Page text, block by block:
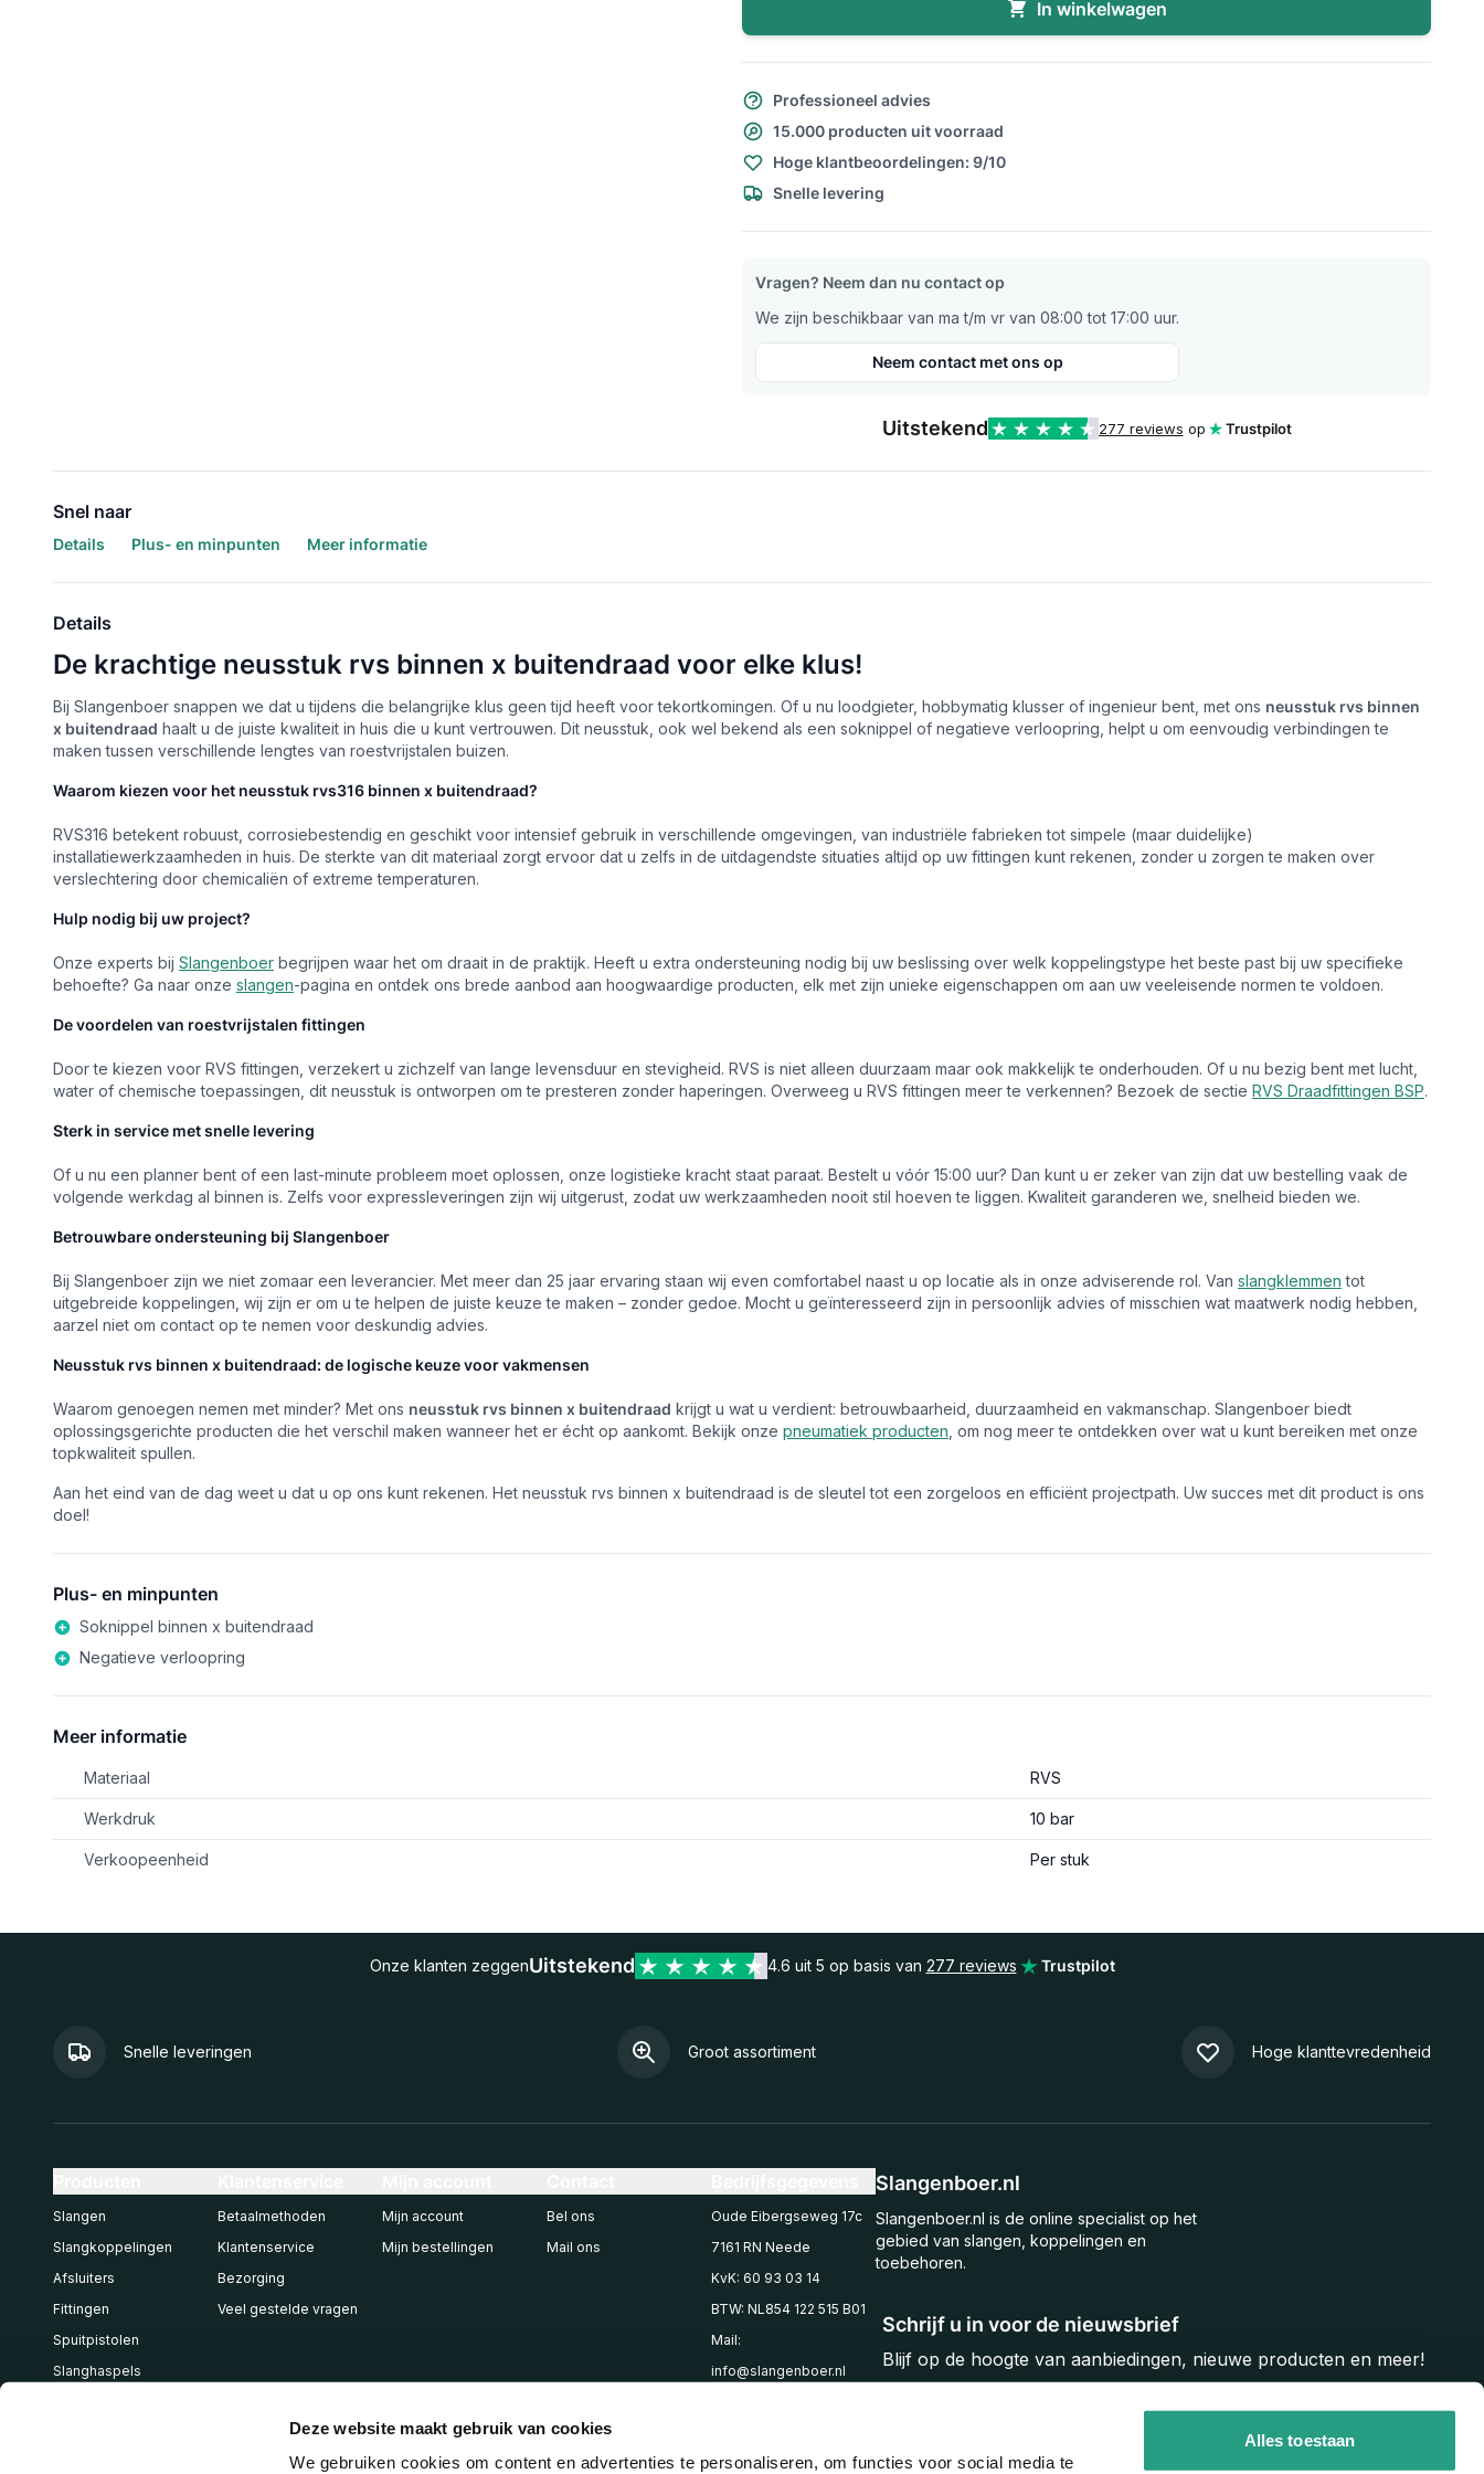
Deze website maakt gebruik van cookies
We gebruiken cookies om content en advertenties te personaliseren, om functies voor social media te
Alles toestaan
In winkelwagen
Professioneel advies
15.000 producten uit voorraad
Hoge klantbeoordelingen: 9/10
Snelle levering
Vragen? Neem dan nu contact op
We zijn beschikbaar van ma t/m vr van 08:00 tot 17:00 uur.
Neem contact met ons op
Uitstekend 277 reviews op Trustpilot
Snel naar
Details Plus- en minpunten Meer informatie
Details
De krachtige neusstuk rvs binnen x buitendraad voor elke klus!
Bij Slangenboer snappen we dat u tijdens die belangrijke klus geen tijd heeft voor tekortkomingen. Of u nu loodgieter, hobbymatig klusser of ingenieur bent, met ons neusstuk rvs binnen
x buitendraad haalt u de juiste kwaliteit in huis die u kunt vertrouwen. Dit neusstuk, ook wel bekend als een soknippel of negatieve verloopring, helpt u om eenvoudig verbindingen te
maken tussen verschillende lengtes van roestvrijstalen buizen.
Waarom kiezen voor het neusstuk rvs316 binnen x buitendraad?
RVS316 betekent robuust, corrosiebestendig en geschikt voor intensief gebruik in verschillende omgevingen, van industriële fabrieken tot simpele (maar duidelijke)
installatiewerkzaamheden in huis. De sterkte van dit materiaal zorgt ervoor dat u zelfs in de uitdagendste situaties altijd op uw fittingen kunt rekenen, zonder u zorgen te maken over
verslechtering door chemicaliën of extreme temperaturen.
Hulp nodig bij uw project?
Onze experts bij Slangenboer begrijpen waar het om draait in de praktijk. Heeft u extra ondersteuning nodig bij uw beslissing over welk koppelingstype het beste past bij uw specifieke
behoefte? Ga naar onze slangen-pagina en ontdek ons brede aanbod aan hoogwaardige producten, elk met zijn unieke eigenschappen om aan uw veeleisende normen te voldoen.
De voordelen van roestvrijstalen fittingen
Door te kiezen voor RVS fittingen, verzekert u zichzelf van lange levensduur en stevigheid. RVS is niet alleen duurzaam maar ook makkelijk te onderhouden. Of u nu bezig bent met lucht,
water of chemische toepassingen, dit neusstuk is ontworpen om te presteren zonder haperingen. Overweeg u RVS fittingen meer te verkennen? Bezoek de sectie RVS Draadfittingen BSP.
Sterk in service met snelle levering
Of u nu een planner bent of een last-minute probleem moet oplossen, onze logistieke kracht staat paraat. Bestelt u vóór 15:00 uur? Dan kunt u er zeker van zijn dat uw bestelling vaak de
volgende werkdag al binnen is. Zelfs voor expressleveringen zijn wij uitgerust, zodat uw werkzaamheden nooit stil hoeven te liggen. Kwaliteit garanderen we, snelheid bieden we.
Betrouwbare ondersteuning bij Slangenboer
Bij Slangenboer zijn we niet zomaar een leverancier. Met meer dan 25 jaar ervaring staan wij even comfortabel naast u op locatie als in onze adviserende rol. Van slangklemmen tot
uitgebreide koppelingen, wij zijn er om u te helpen de juiste keuze te maken – zonder gedoe. Mocht u geïnteresseerd zijn in persoonlijk advies of misschien wat maatwerk nodig hebben,
aarzel niet om contact op te nemen voor deskundig advies.
Neusstuk rvs binnen x buitendraad: de logische keuze voor vakmensen
Waarom genoegen nemen met minder? Met ons neusstuk rvs binnen x buitendraad krijgt u wat u verdient: betrouwbaarheid, duurzaamheid en vakmanschap. Slangenboer biedt
oplossingsgerichte producten die het verschil maken wanneer het er écht op aankomt. Bekijk onze pneumatiek producten , om nog meer te ontdekken over wat u kunt bereiken met onze
topkwaliteit spullen.
Aan het eind van de dag weet u dat u op ons kunt rekenen. Het neusstuk rvs binnen x buitendraad is de sleutel tot een zorgeloos en efficiënt projectpath. Uw succes met dit product is ons
doel!
Plus- en minpunten
Soknippel binnen x buitendraad
Negatieve verloopring
Meer informatie
Materiaal RVS
Werkdruk 10 bar
Verkoopeenheid Per stuk
Onze klanten zeggenUitstekend 4.6 uit 5 op basis van 277 reviews Trustpilot
Snelle leveringen Groot assortiment Hoge klanttevredenheid
Schrijf u in voor de nieuwsbrief
Blijf op de hoogte van aanbiedingen, nieuwe producten en meer!
Slangenboer.nl
Slangenboer.nl is de online specialist op het
gebied van slangen, koppelingen en
toebehoren.
Slangen
Slangkoppelingen
Afsluiters
Fittingen
Spuitpistolen
Slanghaspels
Betaalmethoden
Klantenservice
Bezorging
Veel gestelde vragen
Mijn account
Mijn bestellingen
Bel ons
Mail ons
Oude Eibergseweg 17c
7161 RN Neede
KvK: 60 93 03 14
BTW: NL854 122 515 B01
Mail:
info@slangenboer.nl